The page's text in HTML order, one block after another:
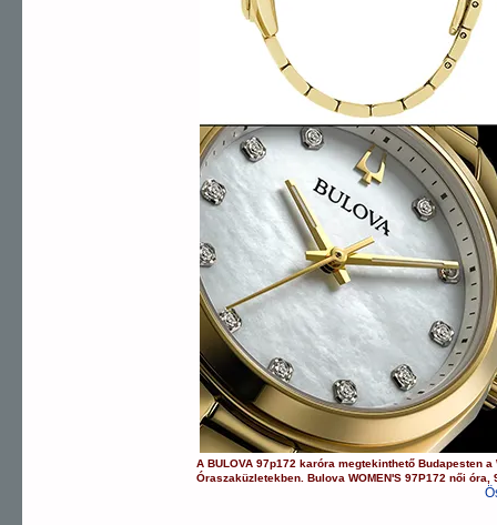
ABULOVA 97p172 karóra megtekinthető Budapesten a
Óraszaküzletekben.Bulova WOMEN'S 97P172 női óra ,